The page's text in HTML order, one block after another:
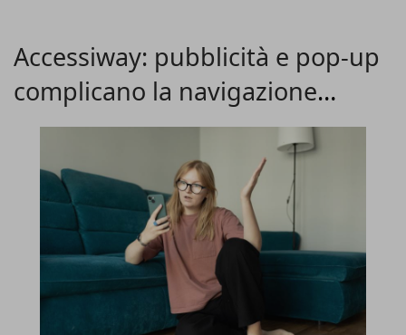
Accessiway: pubblicità e pop-up
complicano la navigazione
mobile